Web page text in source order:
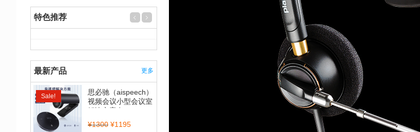
特色推荐
最新产品 更多
Sale!
思必驰（aispeech）
视频会议小型会议室
解决方案套...
¥1300 ¥1195